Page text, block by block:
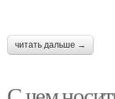
читать дальше →